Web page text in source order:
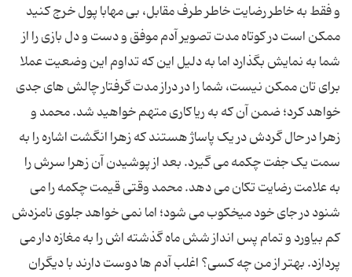
و فقط به خاطر رضایت خاطر طرف مقابل، بی مهابا پول خرج کنید
ممکن است در کوتاه مدت تصویر آدم موفق و دست و دل بازی را از
شما به نمایش بگذارد اما به دلیل این که تداوم این وضعیت عملا
برای تان ممکن نیست، شما را در دراز مدت گرفتار چالش های جدی
خواهد کرد؛ ضمن آن که به ریاکاری متهم خواهید شد. محمد و
زهرا در حال گردش در یک پاساژ هستند که زهرا انگشت اشاره را به
سمت یک جفت چکمه می گیرد. بعد از پوشیدن آن زهرا سرش را
به علامت رضایت تکان می دهد. محمد وقتی قیمت چکمه را می
شنود در جای خود میخکوب می شود؛ اما نمی خواهد جلوی نامزدش
کم بیاورد و تمام پس انداز شش ماه گذشته اش را به مغازه دار می
پردازد. بهتر از من چه کسی؟ اغلب آدم ها دوست دارند با دیگران